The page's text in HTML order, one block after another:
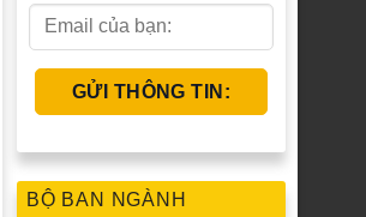
BỘ BAN NGÀNH